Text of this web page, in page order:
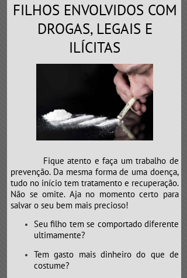
FILHOS ENVOLVIDOS COM
DROGAS, LEGAIS E
ILÍCITAS
Fique atento e faça um trabalho de
prevenção. Da mesma forma de uma doença,
tudo no início tem tratamento e recuperação.
Não se omite. Aja no momento certo para
salvar o seu bem mais precioso!
Seu filho tem se comportado diferente
ultimamente?
Tem gasto mais dinheiro do que de
costume?